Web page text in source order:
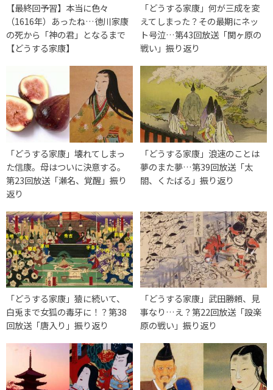
【最終回予習】本当に色々
（1616年）あったね…徳川家康
の死から「神の君」となるまで
【どうする家康】
「どうする家康」何が三成を変
えてしまった？その最期にネッ
ト号泣…第43回放送「関ヶ原の
戦い」振り返り
「どうする家康」壊れてしまっ
た信康。母はついに決意する。
第23回放送「瀬名、覚醒」振り
返り
「どうする家康」浪速のことは
夢のまた夢…第39回放送「太
閤、くたばる」振り返り
「どうする家康」猿に続いて、
白兎まで女狐の毒牙に！？第38
回放送「唐入り」振り返り
「どうする家康」武田勝頼、見
事なり…え？第22回放送「設楽
原の戦い」振り返り